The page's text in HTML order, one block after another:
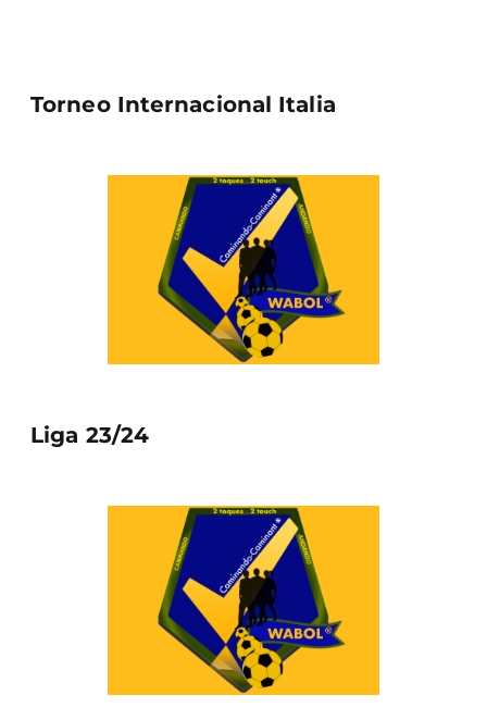
Torneo Internacional Italia
Liga 23/24